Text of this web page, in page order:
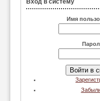
Вход в систему
Имя